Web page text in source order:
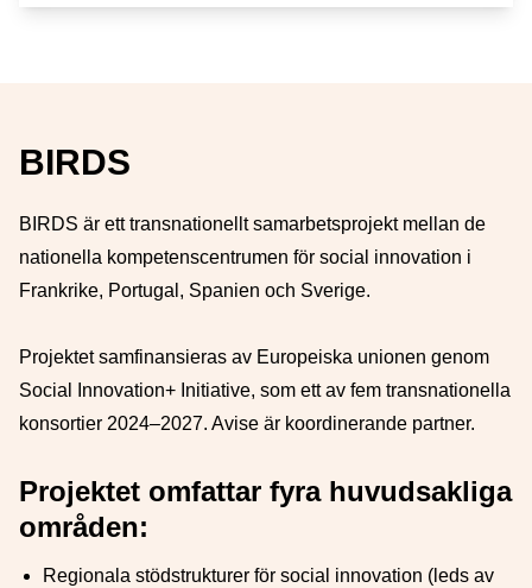
BIRDS
BIRDS är ett transnationellt samarbetsprojekt mellan de
nationella kompetenscentrumen för social innovation i
Frankrike, Portugal, Spanien och Sverige.
Projektet samfinansieras av Europeiska unionen genom
Social Innovation+ Initiative, som ett av fem transnationella
konsortier 2024–2027. Avise är koordinerande partner.
Projektet omfattar fyra huvudsakliga
områden:
Regionala stödstrukturer för social innovation (leds av